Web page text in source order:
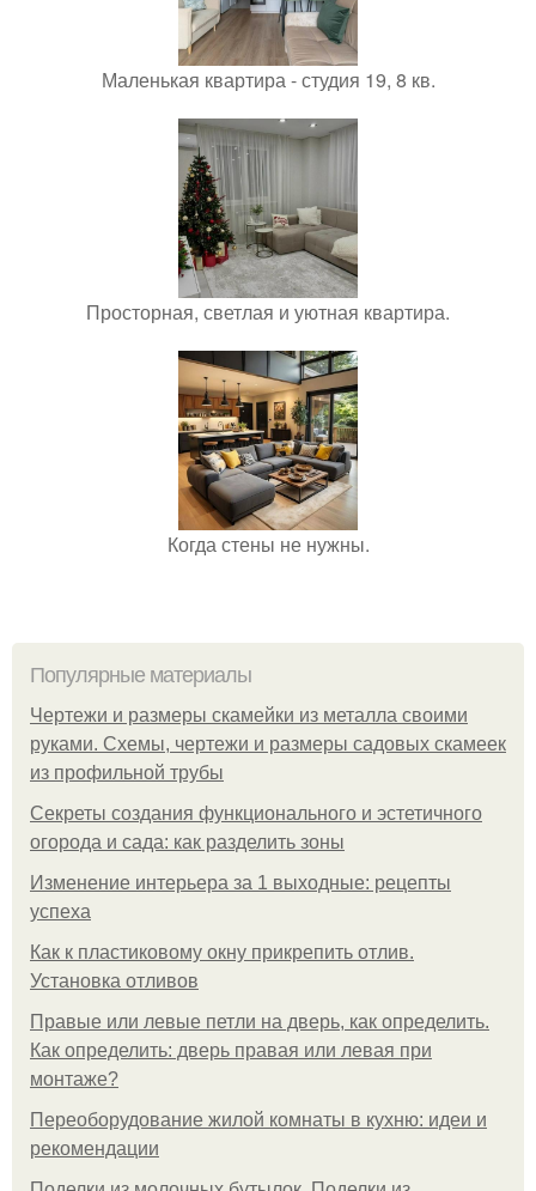
Маленькая квартира - студия 19, 8 кв.
Просторная, светлая и уютная квартира.
Когда стены не нужны.
Популярные материалы
Чертежи и размеры скамейки из металла своими
руками. Схемы, чертежи и размеры садовых скамеек
из профильной трубы
Секреты создания функционального и эстетичного
огорода и сада: как разделить зоны
Изменение интерьера за 1 выходные: рецепты
успеха
Как к пластиковому окну прикрепить отлив.
Установка отливов
Правые или левые петли на дверь, как определить.
Как определить: дверь правая или левая при
монтаже?
Переоборудование жилой комнаты в кухню: идеи и
рекомендации